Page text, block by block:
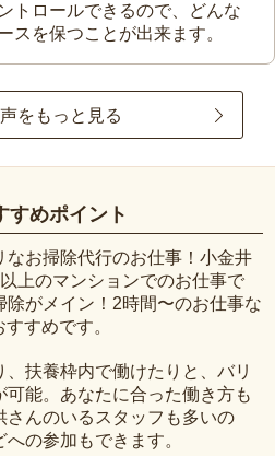
トロールできるので、どんな
スを保つことが出来ます。
をもっと見る
すめポイント
なお掃除代行のお仕事！小金井
上のマンションでのお仕事で
がメイン！2時間〜のお仕事な
すめです。
扶養枠内で働けたりと、バリ
能。あなたに合った働き方も
さんのいるスタッフも多いの
の参加もできます。